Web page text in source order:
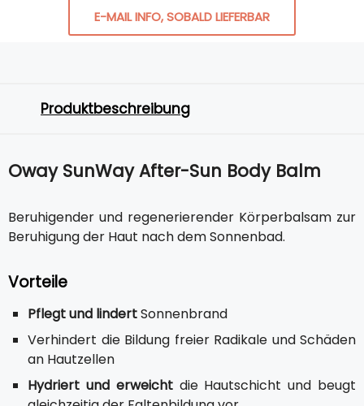
E-MAIL INFO, SOBALD LIEFERBAR
Produktbeschreibung
Oway SunWay After-Sun Body Balm
Beruhigender und regenerierender Körperbalsam zur
Beruhigung der Haut nach dem Sonnenbad.
Vorteile
Pflegt und lindertSonnenbrand
Verhindert die Bildung freier Radikale und Schäden
an Hautzellen
Hydriert und erweichtdie Hautschicht und beugt